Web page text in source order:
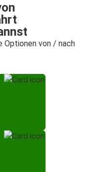
Optionen von / nach